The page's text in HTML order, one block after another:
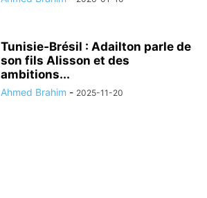
Tunisie‑Brésil : Adailton parle de
son fils Alisson et des
ambitions...
Ahmed Brahim - 2025-11-20